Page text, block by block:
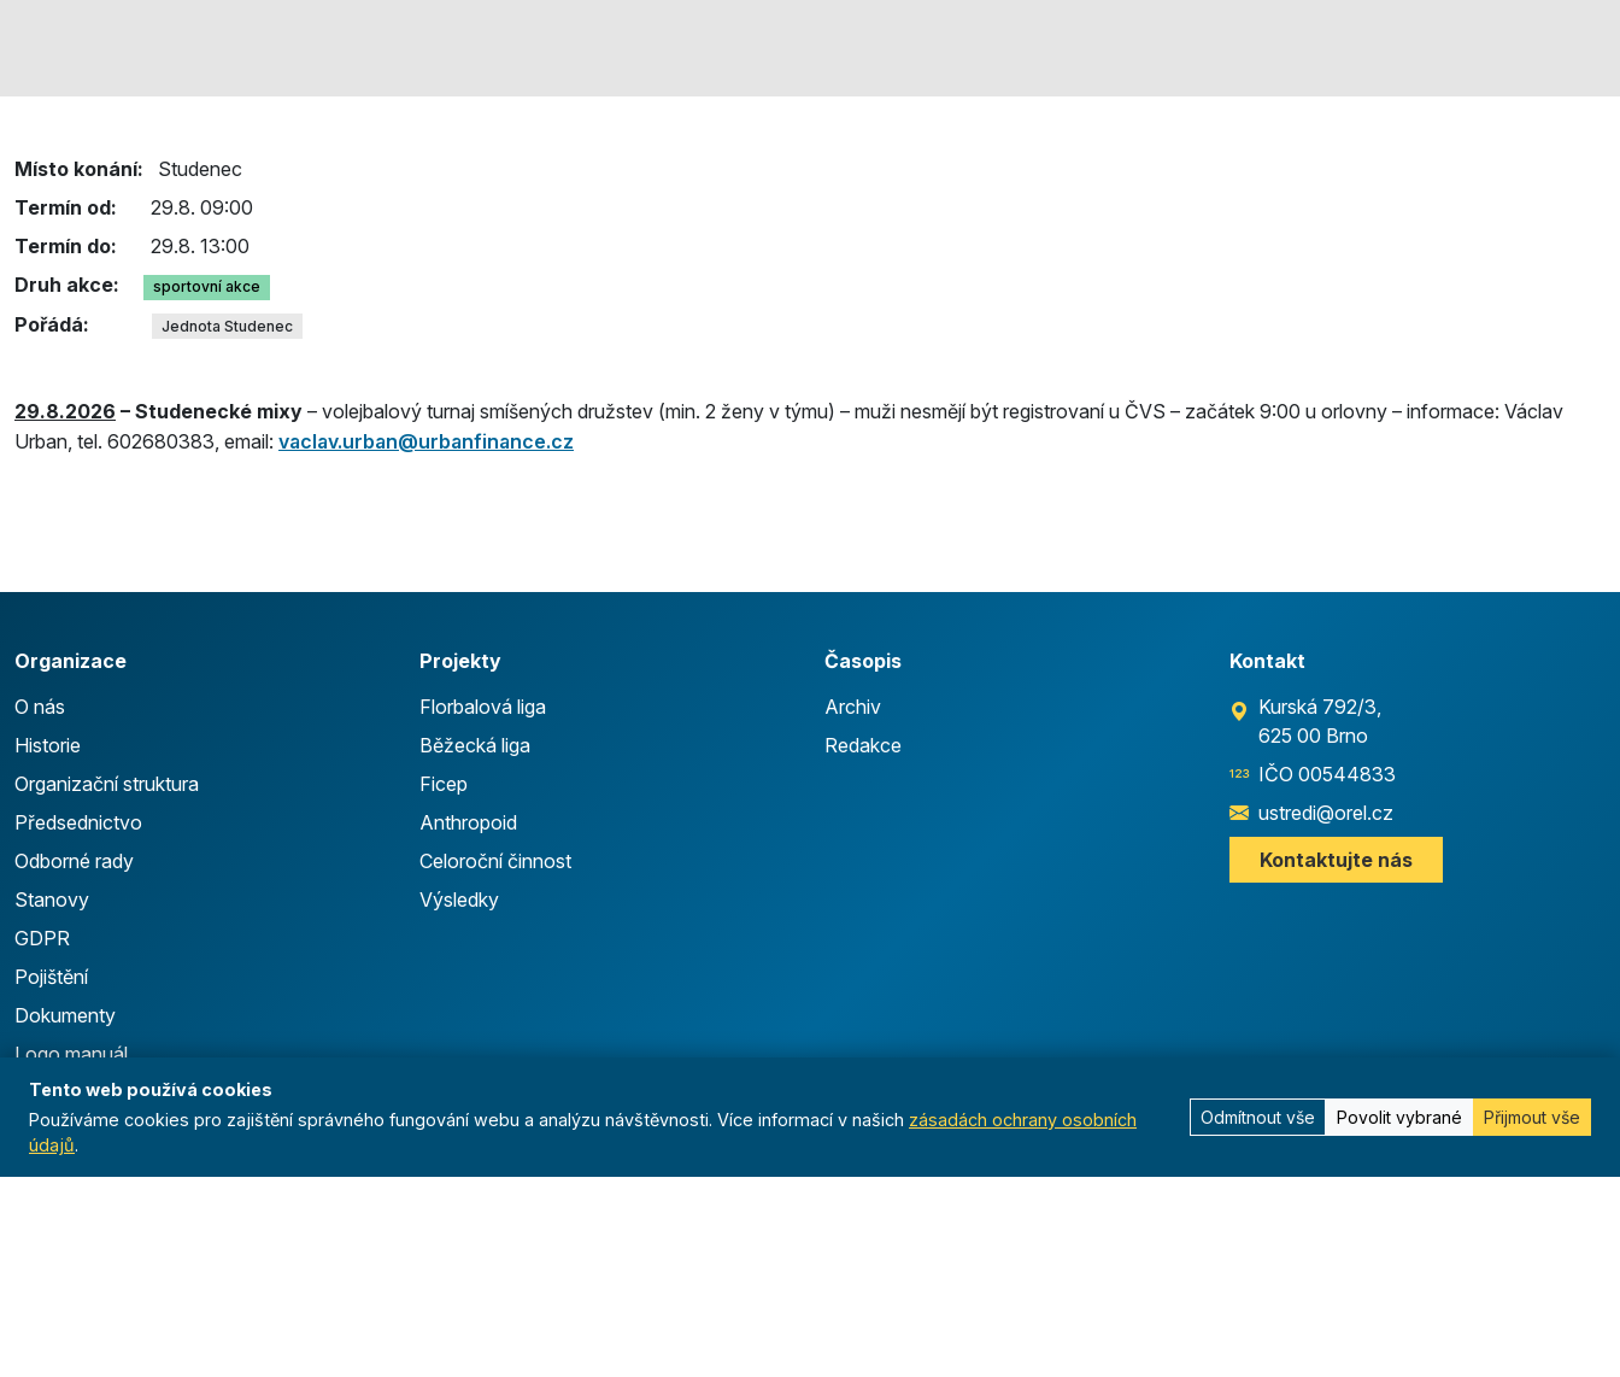
Místo konání:
Studenec
Termín od:
29.8. 09:00
Termín do:
29.8. 13:00
Druh akce:
sportovní akce
Pořádá: Jednota Studenec
29.8.2026 – Studenecké mixy – volejbalový turnaj smíšených družstev (min. 2 ženy v týmu) – muži nesmějí být registrovaní u ČVS – začátek 9:00 u orlovny – informace: Václav
Urban, tel. 602680383, email: vaclav.urban@urbanfinance.cz
Organizace
O nás
Historie
Organizační struktura
Předsednictvo
Odborné rady
Stanovy
GDPR
Pojištění
Dokumenty
Logo manuál
Projekty
Florbalová liga
Běžecká liga
Ficep
Anthropoid
Celoroční činnost
Výsledky
Časopis
Archiv
Redakce
Kontakt
Kurská 792/3,
625 00 Brno
IČO 00544833
ustredi@orel.cz
Kontaktujte nás
Tento web používá cookies
Používáme cookies pro zajištění správného fungování webu a analýzu návštěvnosti. Více informací v našich zásadách ochrany osobních
údajů.
Odmítnout vše Povolit vybrané Přijmout vše